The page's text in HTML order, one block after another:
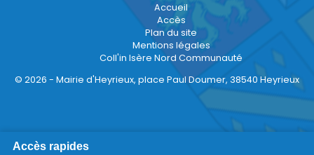
Accès rapides
Accueil
Accès
Plan du site
Mentions légales
Coll'in Isère Nord Communauté
© 2026 - Mairie d'Heyrieux, place Paul Doumer, 38540 Heyrieux